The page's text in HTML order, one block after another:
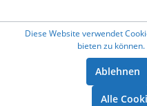
Diese Website verwendet
bieten zu können.
Ablehnen
Alle